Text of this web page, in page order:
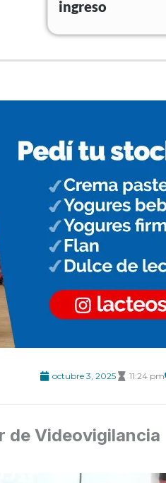
ingreso
octubre 3, 2025 11:24 pm
de Videovigilancia